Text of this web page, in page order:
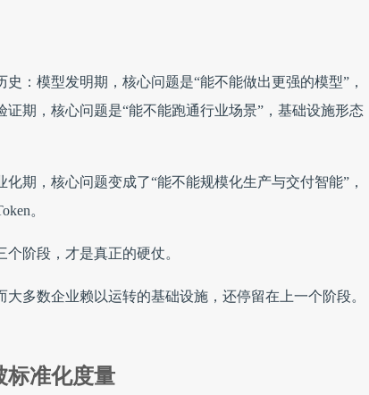
：模型发明期，核心问题是“能不能做出更强的模型”，
期，核心问题是“能不能跑通行业场景”，基础设施形态
期，核心问题变成了“能不能规模化生产与交付智能”，
。
阶段，才是真正的硬仗。
多数企业赖以运转的基础设施，还停留在上一个阶段。
标准化度量